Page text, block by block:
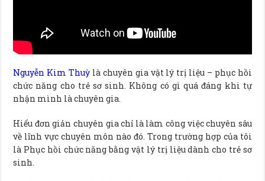
Nguyễn Kim Thuỳ là chuyên gia vật lý trị liệu – phục hồi
chức năng cho trẻ sơ sinh. Không có gì quá đáng khi tự
nhận mình là chuyên gia.
Hiểu đơn giản chuyên gia chỉ là làm công việc chuyên sâu
về lĩnh vực chuyên môn nào đó. Trong trường hợp của tôi
là Phục hồi chức năng bằng vật lý trị liệu dành cho trẻ sơ
sinh.